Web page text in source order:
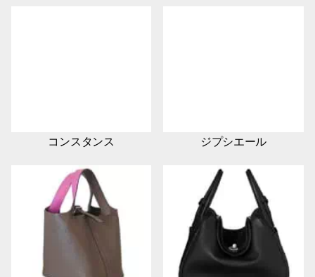
コンスタンス ジプシエール